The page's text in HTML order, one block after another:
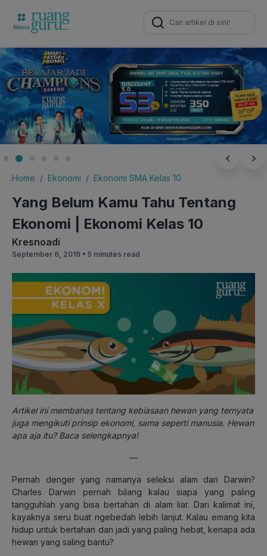
Search
for:
Home Ekonomi Ekonomi SMA Kelas 10
Yang Belum Kamu Tahu Tentang
Ekonomi | Ekonomi Kelas 10
Kresnoadi
September 6, 2019 • 5 minutes read
Artikel ini membahas tentang kebiasaan hewan yang ternyata
juga mengikuti prinsip ekonomi, sama seperti manusia. Hewan
apa aja itu? Baca selengkapnya!
—
Pernah denger yang namanya seleksi alam dari Darwin?
Charles Darwin pernah bilang kalau siapa yang paling
tangguhlah yang bisa bertahan di alam liar. Dari kalimat ini,
kayaknya seru buat ngebedah lebih lanjut. Kalau emang kita
hidup untuk bertahan dan jadi yang paling hebat, kenapa ada
hewan yang saling bantu?